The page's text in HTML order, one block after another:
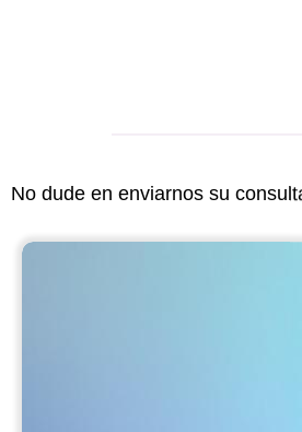
No dude en enviarnos su